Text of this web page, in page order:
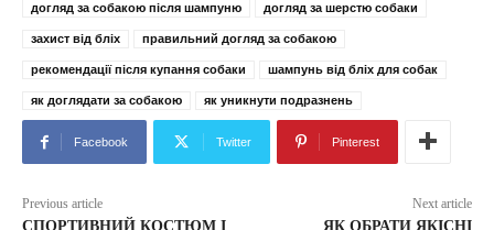
догляд за собакою після шампуню догляд за шерстю собаки
захист від бліх правильний догляд за собакою
рекомендації після купання собаки шампунь від бліх для собак
як доглядати за собакою як уникнути подразнень
Facebook Twitter Pinterest
Previous article
СПОРТИВНИЙ КОСТЮМ І
Next article
ЯК ОБРАТИ ЯКІСНІ